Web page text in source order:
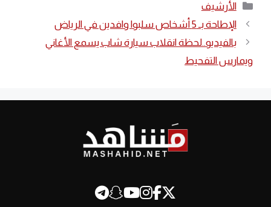
التصنيفات
الأرشيف
الإطاحة بـ 5 أشخاص سلبوا وافدين في الرياض
بالفيديو..لحظة انقلاب سيارة شاب يسمع الأغاني
ويمارس التفحيط